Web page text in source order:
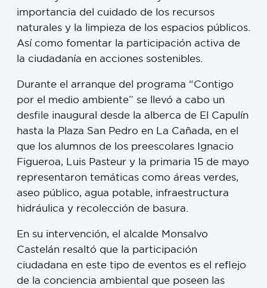
importancia del cuidado de los recursos
naturales y la limpieza de los espacios públicos.
Así como fomentar la participación activa de
la ciudadanía en acciones sostenibles.
Durante el arranque del programa “Contigo
por el medio ambiente” se llevó a cabo un
desfile inaugural desde la alberca de El Capulín
hasta la Plaza San Pedro en La Cañada, en el
que los alumnos de los preescolares Ignacio
Figueroa, Luis Pasteur y la primaria 15 de mayo
representaron temáticas como áreas verdes,
aseo público, agua potable, infraestructura
hidráulica y recolección de basura.
En su intervención, el alcalde Monsalvo
Castelán resaltó que la participación
ciudadana en este tipo de eventos es el reflejo
de la conciencia ambiental que poseen las